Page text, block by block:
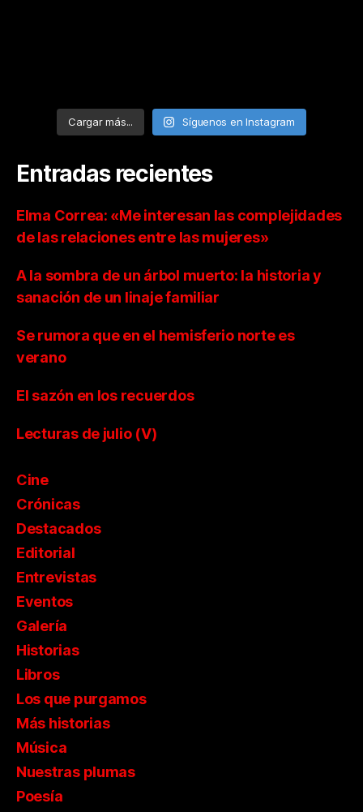
Cargar más... Síguenos en Instagram
Entradas recientes
Elma Correa: «Me interesan las complejidades
de las relaciones entre las mujeres»
A la sombra de un árbol muerto: la historia y
sanación de un linaje familiar
Se rumora que en el hemisferio norte es
verano
El sazón en los recuerdos
Lecturas de julio (V)
Cine
Crónicas
Destacados
Editorial
Entrevistas
Eventos
Galería
Historias
Libros
Los que purgamos
Más historias
Música
Nuestras plumas
Poesía